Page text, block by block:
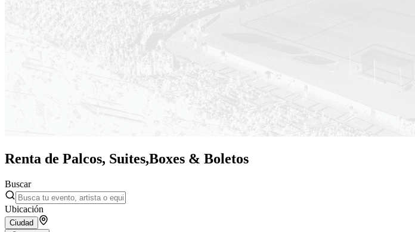
Renta de Palcos, Suites,Boxes & Boletos
Buscar
Ubicación
Ciudad